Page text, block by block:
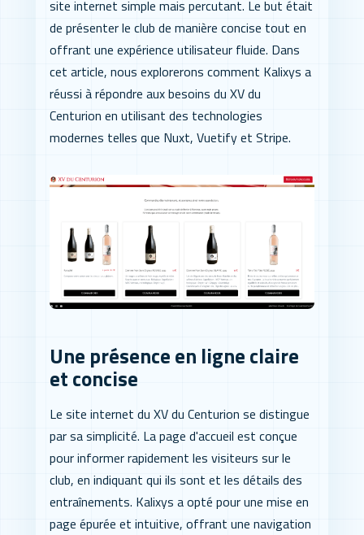
site internet simple mais percutant. Le but était
de présenter le club de manière concise tout en
offrant une expérience utilisateur fluide. Dans
cet article, nous explorerons comment Kalixys a
réussi à répondre aux besoins du XV du
Centurion en utilisant des technologies
modernes telles que Nuxt, Vuetify et Stripe.
Une présence en ligne claire
et concise
Le site internet du XV du Centurion se distingue
par sa simplicité. La page d'accueil est conçue
pour informer rapidement les visiteurs sur le
club, en indiquant qui ils sont et les détails des
entraînements. Kalixys a opté pour une mise en
page épurée et intuitive, offrant une navigation